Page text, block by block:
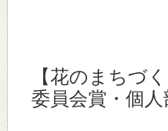
【花のまちづ
委員会賞・個人